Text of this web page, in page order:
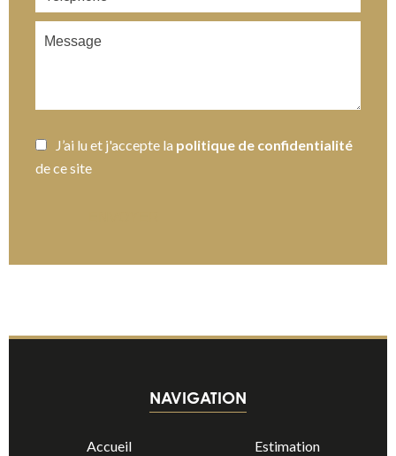
J’ai lu et j'accepte la politique de confidentialité
de ce site
NAVIGATION
Accueil
Estimation